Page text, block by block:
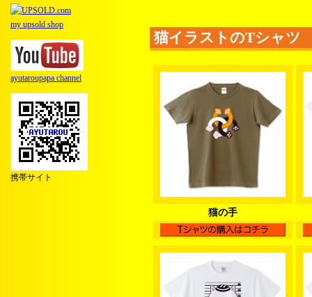
猫イラストのTシャツ
猫の手
my upsold shop
ayutaroupapa channel
携帯サイト